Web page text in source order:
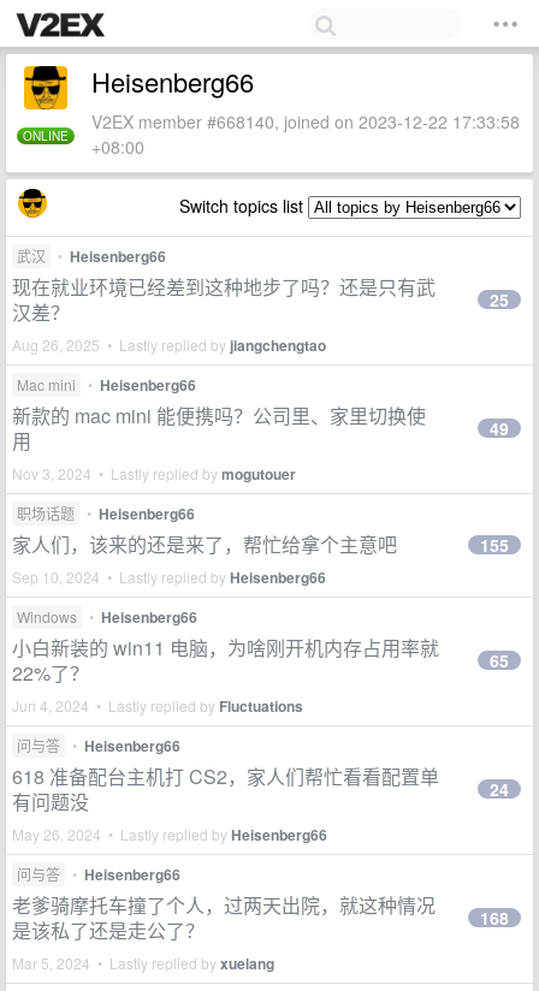
ONLINE
Heisenberg66
V2EX member #668140, joined on 2023-12-22 17:33:58
+08:00
Switch topics list
武汉 • Heisenberg66
现在就业环境已经差到这种地步了吗？还是只有武
汉差？
Aug 26, 2025 • Lastly replied by jiangchengtao
25
Mac mini • Heisenberg66
新款的 mac mini 能便携吗？公司里、家里切换使
用
Nov 3, 2024 • Lastly replied bymogutouer
49
职场话题 • Heisenberg66
家人们，该来的还是来了，帮忙给拿个主意吧
Sep 10, 2024 • Lastly replied byHeisenberg66
155
Windows • Heisenberg66
小白新装的 win11 电脑，为啥刚开机内存占用率就
22%了？
Jun 4, 2024 • Lastly replied by Fluctuations
65
问与答 • Heisenberg66
618 准备配台主机打 CS2，家人们帮忙看看配置单
有问题没
May 26, 2024 • Lastly replied byHeisenberg66
24
问与答 • Heisenberg66
老爹骑摩托车撞了个人，过两天出院，就这种情况
是该私了还是走公了？
Mar 5, 2024 • Lastly replied byxuelang
168